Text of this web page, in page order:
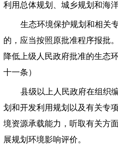
利用总体规划、城乡规划和海
生态环境保护规划和相关
的，应当按照原批准程序报批
降低上级人民政府批准的生态
十一条）
县级以上人民政府在组织
划和开发利用规划以及有关专
境资源承载能力，听取有关方
展规划环境影响评价。